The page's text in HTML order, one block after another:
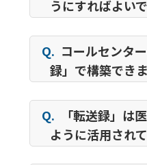
うにすればよい
Q. コールセンタ
録」で構築でき
Q.
「転送録」は
ように活用され